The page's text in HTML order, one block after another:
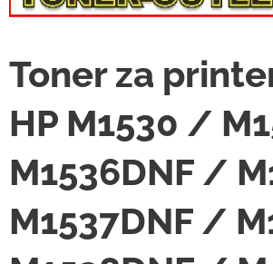
Toner za
HP M1530 /
M1536DNF /
M1537DNF /